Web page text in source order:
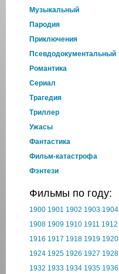
Музыкальный
Пародия
Приключения
Псевдодокументальный
Романтика
Cериал
Трагедия
Триллер
Ужасы
Фантастика
Фильм-катастрофа
Фэнтези
Фильмы по году:
1900 1901 1902 1903 1904
1908 1909 1910 1911 1912
1916 1917 1918 1919 1920
1924 1925 1926 1927 1928
1932 1933 1934 1935 1936